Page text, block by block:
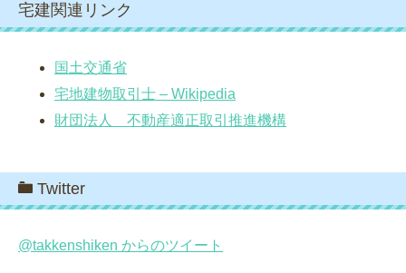
宅建関連リンク
国土交通省
宅地建物取引士 – Wikipedia
財団法人 不動産適正取引推進機構
Twitter
@takkenshiken からのツイート